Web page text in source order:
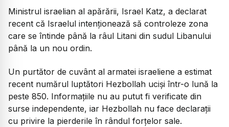
Ministrul israelian al apărării, Israel Katz, a declarat
recent că Israelul intenționează să controleze zona
care se întinde până la râul Litani din sudul Libanului
până la un nou ordin.
Un purtător de cuvânt al armatei israeliene a estimat
recent numărul luptători Hezbollah uciși într-o lună la
peste 850. Informațiile nu au putut fi verificate din
surse independente, iar Hezbollah nu face declarații
cu privire la pierderile în rândul forțelor sale.